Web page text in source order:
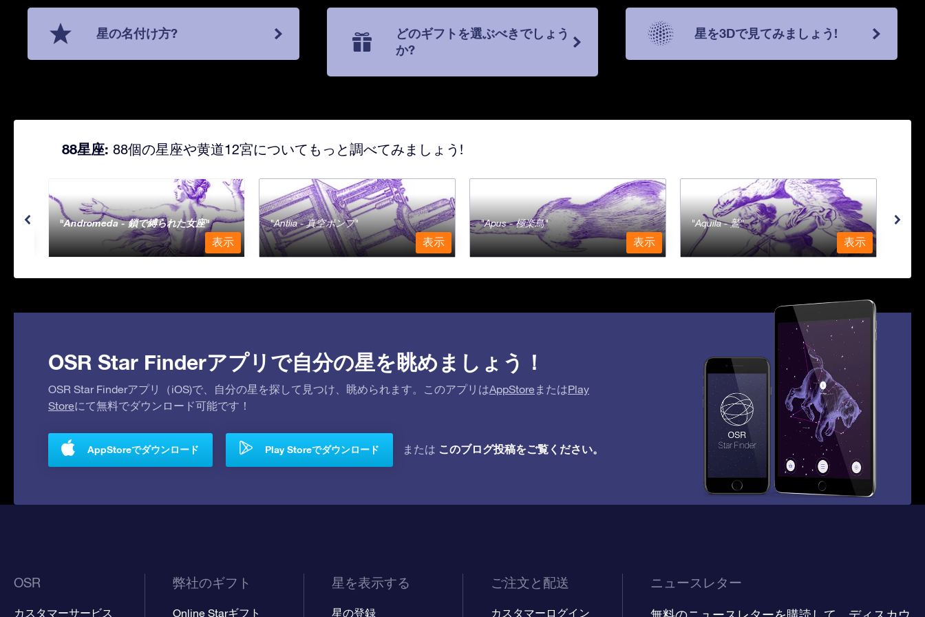
星の名付け方?
どのギフトを選ぶべきでしょう
か?
星を3Dで見てみましょう!
88星座: 88個の星座や黄道12宮についてもっと調べてみましょう!
Andromeda - 鎖で縛られた女座
表示
Antlia - 真空ポンプ
表示
Apus - 極楽鳥
表示
Aquila - 鷲
表示
OSR Star Finderアプリで自分の星を眺めましょう！
OSR Star Finderアプリ（iOS)で、自分の星を探して見つけ、眺められます。このアプリはAppStore またはPlay
Storeにて無料でダウンロード可能です！
AppStoreでダウンロード Play Storeでダウンロード または このブログ投稿をご覧ください。
OSR
カスタマーサービス
弊社のギフト
Online Starギフト
星を表示する
星の登録
ご注文と配送
カスタマーログイン
ニュースレター